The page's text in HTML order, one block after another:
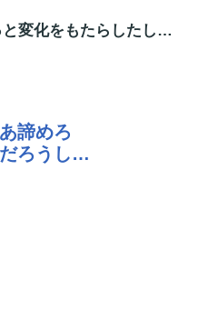
変化をもたらしたし…
諦めろ
ろうし…